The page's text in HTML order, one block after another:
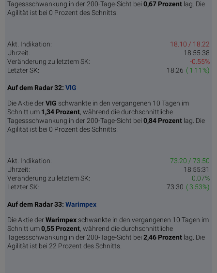
Tagessschwankung in der 200-Tage-Sicht bei 0,67 Prozent lag. Die
Agilität ist bei 0 Prozent des Schnitts.
Akt. Indikation:
18.10 / 18.22
Uhrzeit:
18:55:38
Veränderung zu letztem SK:
-0.55%
Letzter SK:
( 1.11%)
18.26
Auf dem Radar 32: VIG
Die Aktie derVIG schwankte in den vergangenen 10 Tagen im
Schnitt um 1,34 Pro­zent, während die durchschnittliche
Tagessschwankung in der 200-Tage-Sicht bei 0,84 Prozent lag. Die
Agilität ist bei 0 Prozent des Schnitts.
Akt. Indikation:
73.20 / 73.50
Uhrzeit:
18:55:31
Veränderung zu letztem SK:
0.07%
Letzter SK:
( 3.53%)
73.30
Auf dem Radar 33: Warimpex
Die Aktie derWarimpex schwankte in den vergangenen 10 Tagen im
Schnitt um0,55 Pro­zent, während die durchschnittliche
Tagessschwankung in der 200-Tage-Sicht bei 2,46 Prozent lag. Die
Agilität ist bei 22 Prozent des Schnitts.